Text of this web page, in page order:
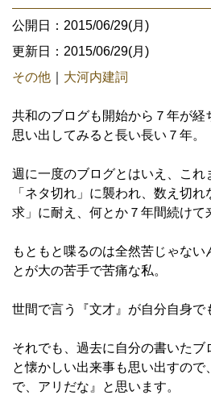
公開日：2015/06/29(月)
更新日：2015/06/29(月)
その他
大河内建詞
共和のブログも開始から７年が経
思い出してみると長い長い７年。
週に一度のブログとはいえ、これ
「ネタ切れ」に襲われ、数え切
求」に耐え、何とか７年間続けて
もともと喋るのは全然苦じゃない
とが大の苦手で苦痛な私。
世間で言う『文才』が自分自身で
それでも、過去に自分の書いたブ
と懐かしい出来事も思い出すの
で、アリだな』と思います。